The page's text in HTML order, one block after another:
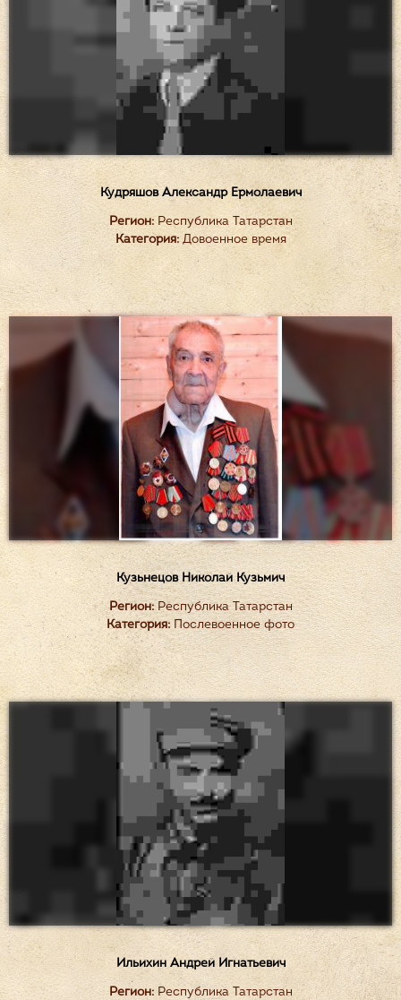
Кудряшов Александр Ермолаевич
Регион:Республика Татарстан
Категория:Довоенное время
Кузьнецов Николай Кузьмич
Регион:Республика Татарстан
Категория:Послевоенное фото
Ильихин Андрей Игнатьевич
Регион:Республика Татарстан